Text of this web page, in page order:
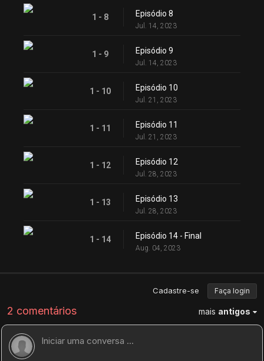
1 - 8 Episódio 8
Jul. 14, 2023
1 - 9 Episódio 9
Jul. 14, 2023
1 - 10 Episódio 10
Jul. 21, 2023
1 - 11 Episódio 11
Jul. 21, 2023
1 - 12 Episódio 12
Jul. 28, 2023
1 - 13 Episódio 13
Jul. 28, 2023
1 - 14 Episódio 14 - Final
Aug. 04, 2023